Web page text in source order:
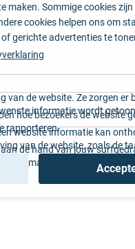
maken. Sommige cookies
cookies helpen ons om
gerichte advertenties te
van de website. Ze zorgen er
informatie wordt
hoe bezoekers de website
rapporteren.
website informatie kan
van de website, zoals de
de hand van jouw
en op maat gemaakte content